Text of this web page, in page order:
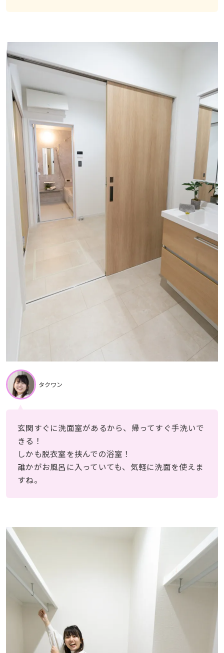
タクワン
玄関すぐに洗面室があるから、帰ってすぐ手洗いで
きる！
しかも脱衣室を挟んでの浴室！
誰かがお風呂に入っていても、気軽に洗面を使えま
すね。